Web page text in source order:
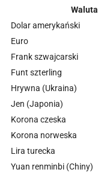
Waluta
Dolar amerykański
Euro
Frank szwajcarski
Funt szterling
Hrywna (Ukraina)
Jen (Japonia)
Korona czeska
Korona norweska
Lira turecka
Yuan renminbi (Chiny)